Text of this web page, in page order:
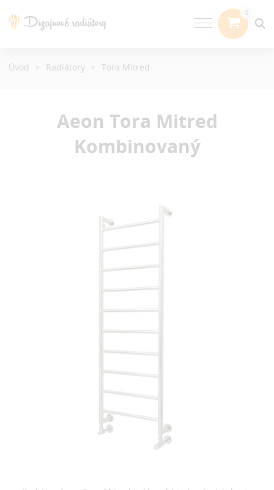
Aeon Tora Mitred
Kombinovaný
Úvod Radiátory Tora Mitred